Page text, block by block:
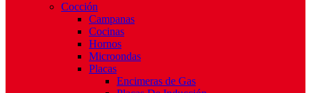
Cocción
Campanas
Cocinas
Hornos
Microondas
Placas
Encimeras de Gas